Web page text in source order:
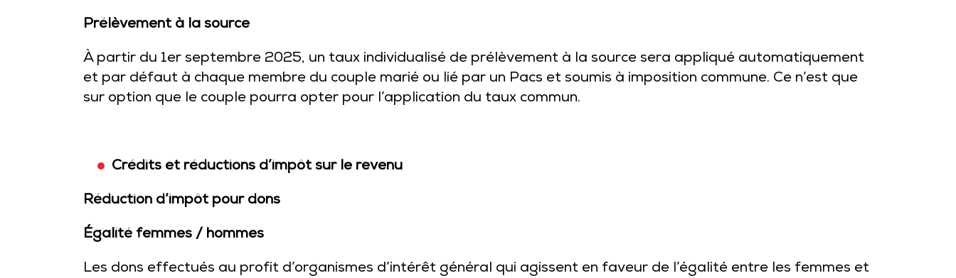
Prélèvement à la source
À partir du 1er septembre 2025, un taux individualisé de prélèvement à la source sera appliqué automatiquement
et par défaut à chaque membre du couple marié ou lié par un Pacs et soumis à imposition commune. Ce n’est que
sur option que le couple pourra opter pour l’application du taux commun.
Crédits et réductions d’impôt sur le revenu
Réduction d’impôt pour dons
Égalité femmes / hommes
Les dons effectués au profit d’organismes d’intérêt général qui agissent en faveur de l’égalité entre les femmes et